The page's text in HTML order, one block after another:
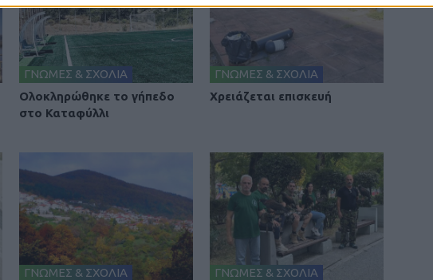
ΓΝΩΜΕΣ & ΣΧΟΛΙΑ
Ολοκληρώθηκε το γήπεδο
στο Καταφύλλι
ΓΝΩΜΕΣ & ΣΧΟΛΙΑ
Χρειάζεται επισκευή
ΓΝΩΜΕΣ & ΣΧΟΛΙΑ
ΓΝΩΜΕΣ & ΣΧΟΛΙΑ